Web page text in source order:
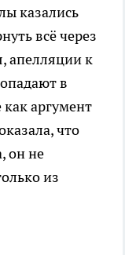
казались
всё через
апелляции к
в
аргумент
что
он не
из